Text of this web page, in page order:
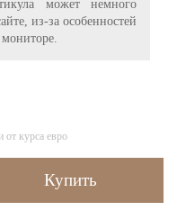
может немного
из-за особенностей
курса евро